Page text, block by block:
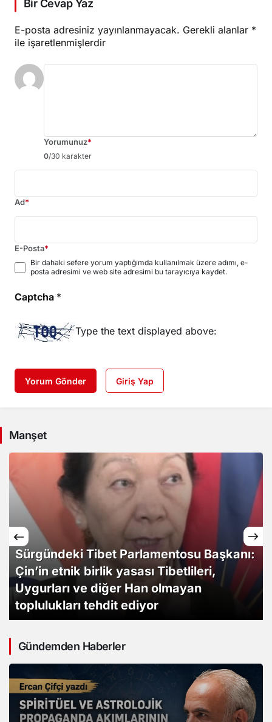
Bir Cevap Yaz
E-posta adresiniz yayınlanmayacak. Gerekli alanlar *
ile işaretlenmişlerdir
Yorumunuz*
0/30 karakter
Ad*
E-Posta*
Bir dahaki sefere yorum yaptığımda kullanılmak üzere adımı, e-
posta adresimi ve web site adresimi bu tarayıcıya kaydet.
Captcha *
Type the text displayed above:
Yorum Gönder Giriş Yap
Manşet
İnsan Hakları Savunucuları, Çin’in Etnik
Birlik Yasası’nın Uygurlar Üzerindeki
Etkisi Konusunda Endişelerini Dile
Getiriyor
Gündemden Haberler